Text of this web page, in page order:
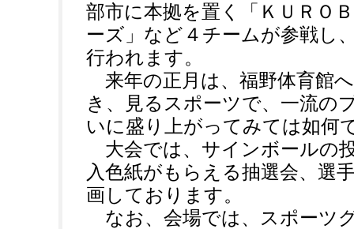
部市に本拠を置く「ＫＵＲＯ
ーズ」など４チームが参戦し
行われます。
来年の正月は、福野体育館
き、見るスポーツで、一流の
いに盛り上がってみては如何
大会では、サインボールの
入色紙がもらえる抽選会、選
画しております。
なお、会場では、スポーツ